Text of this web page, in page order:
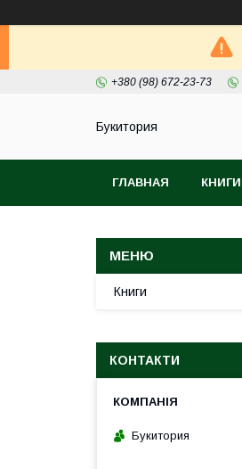
+380 (98) 672-23-73
Букитория
ГЛАВНАЯ КНИГИ
Книги
КОНТАКТИ
Букитория